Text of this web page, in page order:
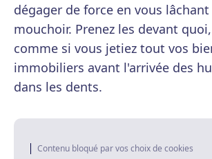
dégager de force en vous
mouchoir. Prenez les devant
comme si vous jetiez tout vos
immobiliers avant l'arrivée des
dans les dents.
Contenu bloqué par vos choix de cookies